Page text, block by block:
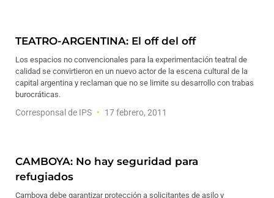
TEATRO-ARGENTINA: El off del off
Los espacios no convencionales para la experimentación teatral de
calidad se convirtieron en un nuevo actor de la escena cultural de la
capital argentina y reclaman que no se limite su desarrollo con trabas
burocráticas.
Corresponsal de IPS 17 febrero, 2011
CAMBOYA: No hay seguridad para
refugiados
Camboya debe garantizar protección a solicitantes de asilo y